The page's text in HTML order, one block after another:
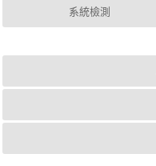
系統檢測